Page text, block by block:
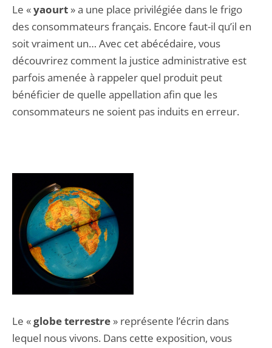
Le «yaourt » a une place privilégiée dans le frigo
des consommateurs français. Encore faut-il qu’il en
soit vraiment un… Avec cet abécédaire, vous
découvrirez comment la justice administrative est
parfois amenée à rappeler quel produit peut
bénéficier de quelle appellation afin que les
consommateurs ne soient pas induits en erreur.
Le «globe terrestre » représente l’écrin dans
lequel nous vivons. Dans cette exposition, vous